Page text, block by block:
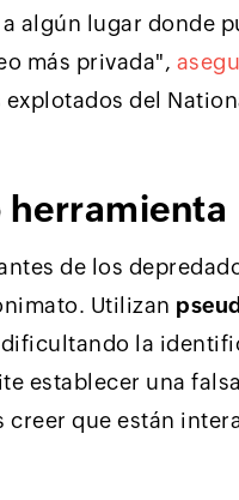
algún lugar donde
más privada",
del
herramienta
de los
Utilizan
la
establecer una
que están